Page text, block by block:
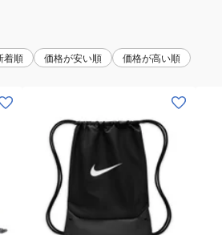
着順 価格が安い順 価格が高い順